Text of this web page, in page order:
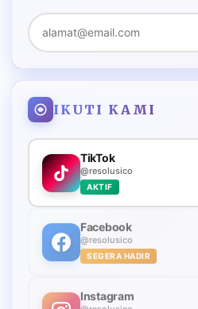
IKUTI KAMI
TikTok
@resolusico
AKTIF
Facebook
@resolusico
SEGERA HADIR
Instagram